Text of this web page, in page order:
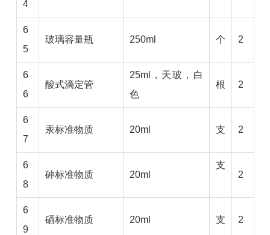
4
6
5
玻璃容量瓶 250ml 个 2
6
6
酸式滴定管
25ml，天玻，白
色
根 2
6
7
汞标准物质 20ml 支 2
6
8
砷标准物质 20ml
支
2
6
9
硒标准物质 20ml 支 2